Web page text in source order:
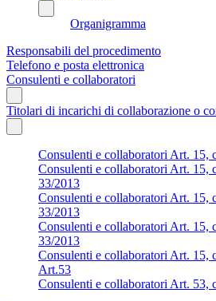
Organigramma
Responsabili del procedimento
Telefono e posta elettronica
Consulenti e collaboratori
Titolari di incarichi di collaborazione o
Consulenti e collaboratori Art. 15,
Consulenti e collaboratori Art. 15,
33/2013
Consulenti e collaboratori Art. 15,
33/2013
Consulenti e collaboratori Art. 15,
33/2013
Consulenti e collaboratori Art. 15,
Art.53
Consulenti e collaboratori Art. 53,